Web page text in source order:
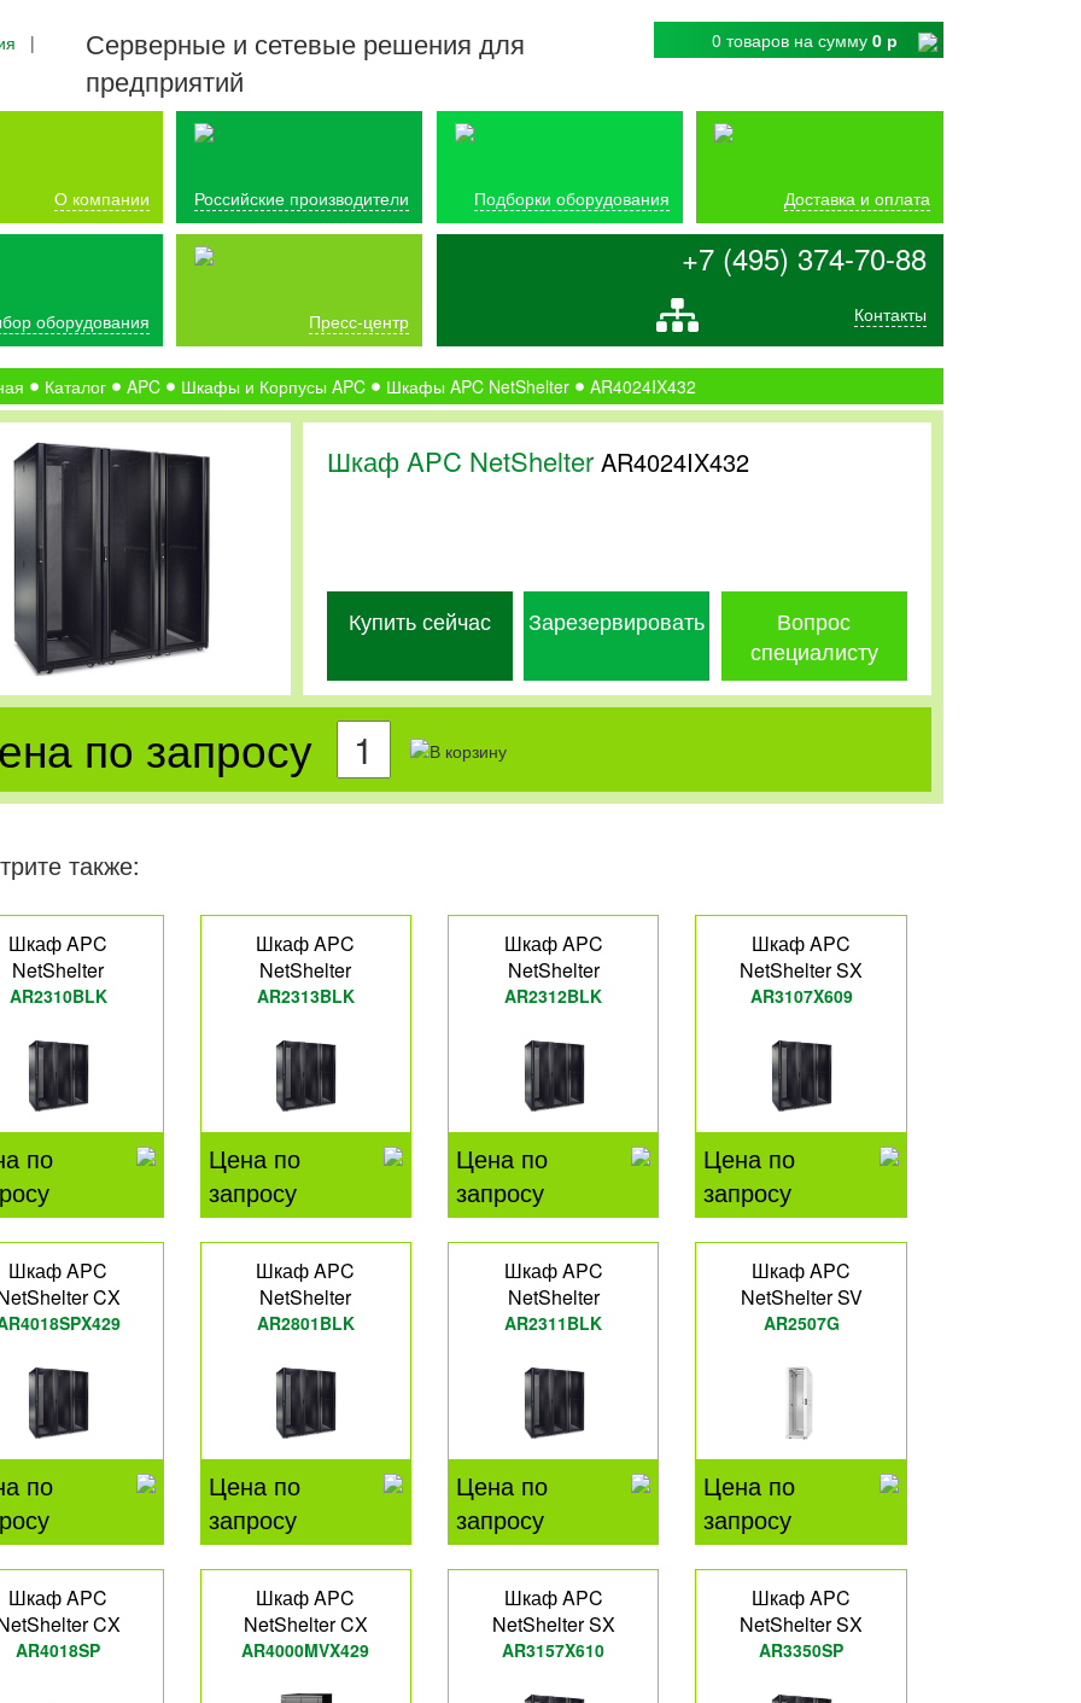
|
Серверные и сетевые решения для
предприятий
0 товаров на сумму 0 р
О компании Российские производители Подборки оборудования Доставка и оплата
оборудования Пресс-центр
+7 (495) 374-70-88
Контакты
Каталог APC Шкафы и Корпусы APC Шкафы APC NetShelter AR4024IX432
Шкаф APC NetShelter AR4024IX432
Купить сейчас Зарезервировать
Вопрос
специалисту
по запросу
также:
Шкаф APC
NetShelter
AR2310BLK
по
Шкаф APC
NetShelter
AR2313BLK
Цена по
запросу
Шкаф APC
NetShelter
AR2312BLK
Цена по
запросу
Шкаф APC
NetShelter SX
AR3107X609
Цена по
запросу
Шкаф APC
CX
по
Шкаф APC
NetShelter
AR2801BLK
Цена по
запросу
Шкаф APC
NetShelter
AR2311BLK
Цена по
запросу
Шкаф APC
NetShelter SV
AR2507G
Цена по
запросу
Шкаф APC
CX
AR4018SP
Шкаф APC
NetShelter CX
AR4000MVX429
Шкаф APC
NetShelter SX
AR3157X610
Шкаф APC
NetShelter SX
AR3350SP